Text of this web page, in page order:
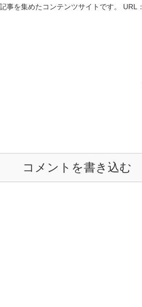
事を集めたコンテンツサイトです。 URL：
コメントを書き込む